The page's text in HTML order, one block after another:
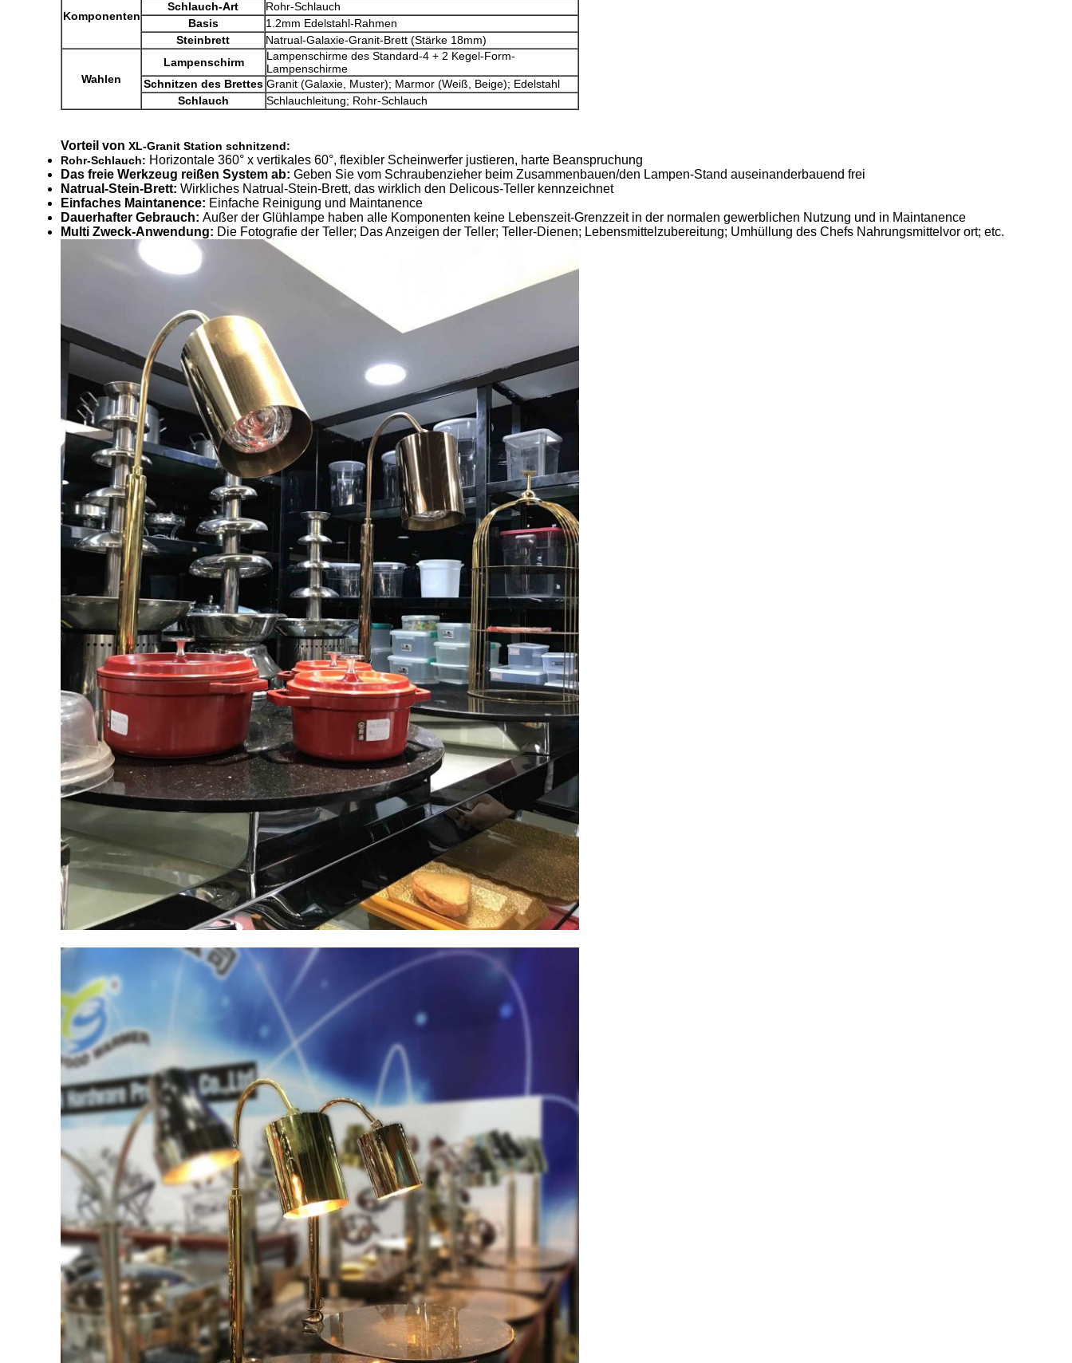
Komponenten
Schlauch-Art
Rohr-Schlauch
Basis
1.2mm Edelstahl-Rahmen
Steinbrett
Natrual-Galaxie-Granit-Brett (Stärke 18mm)
Wahlen
Lampenschirm
Lampenschirme des Standard-4 + 2 Kegel-Form-
Lampenschirme
Schnitzen des Brettes Granit (Galaxie, Muster); Marmor (Weiß, Beige); Edelstahl
Schlauch
Schlauchleitung; Rohr-Schlauch
Vorteil von XL-Granit Station schnitzend:
Rohr-Schlauch: Horizontale 360° x vertikales 60°, flexibler Scheinwerfer justieren, harte Beanspruchung
Das freie Werkzeug reißen System ab: Geben Sie vom Schraubenzieher beim Zusammenbauen/den Lampen-Stand auseinanderbauend frei
Natrual-Stein-Brett: Wirkliches Natrual-Stein-Brett, das wirklich den Delicous-Teller kennzeichnet
Einfaches Maintanence: Einfache Reinigung und Maintanence
Dauerhafter Gebrauch: Außer der Glühlampe haben alle Komponenten keine Lebenszeit-Grenzzeit in der normalen gewerblichen Nutzung und in Maintanence
Multi Zweck-Anwendung: Die Fotografie der Teller; Das Anzeigen der Teller; Teller-Dienen; Lebensmittelzubereitung; Umhüllung des Chefs Nahrungsmittelvor ort; etc.